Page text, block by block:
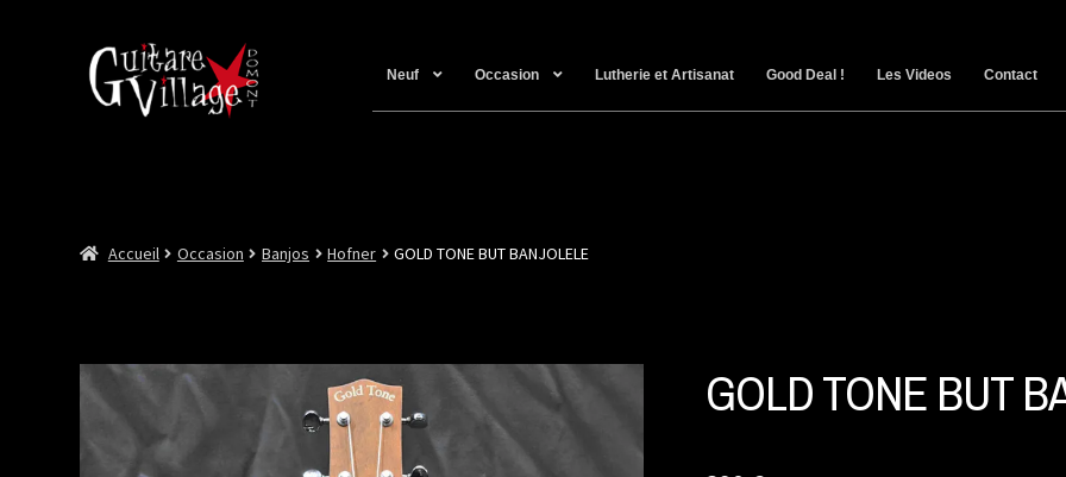
Neuf Occasion Lutherie et Artisanat Good Deal ! Les Videos Contact
Accueil Occasion Banjos Hofner GOLD TONE BUT BANJOLELE
GOLD TONE BUT